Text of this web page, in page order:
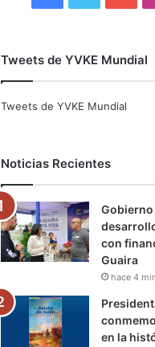
c
o
k
i
r
u
e
Tweets de YVKE Mundial
Tweets de YVKE Mundial
Noticias Recientes
con
Guaira
hace 4
en la